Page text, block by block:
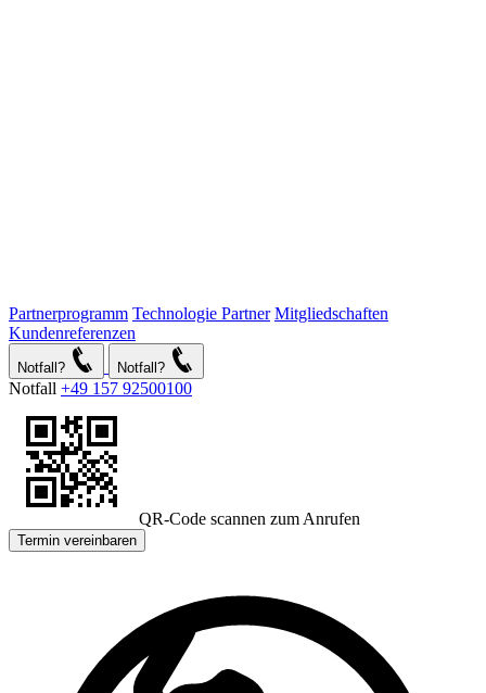
Partnerprogramm Technologie Partner Mitgliedschaften
Kundenreferenzen
Notfall? Notfall?
Notfall +49 157 92500100
QR-Code scannen zum Anrufen
Termin vereinbaren